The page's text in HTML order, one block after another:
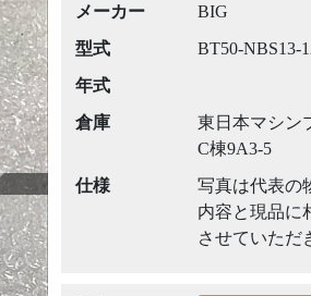
メーカー
BIG
型式
BT50-NBS13-
年式
倉庫
東日本マシン
C棟9A3-5
仕様
写真は代表の
内容と現品に
させていただ